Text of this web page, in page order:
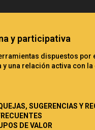
y participativa
dispuestos por
una relación activa con
SUGERENCIAS Y
DE VALOR